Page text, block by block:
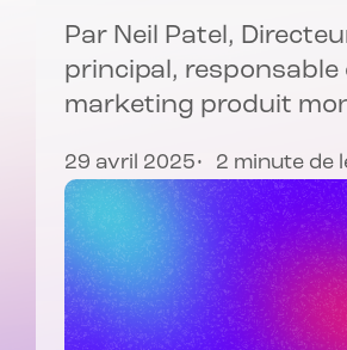
Par Neil Patel,
principal, responsable
marketing produit
29 avril 2025 2 minute de